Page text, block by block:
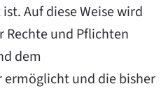
Auf diese Weise wird
Rechte und Pflichten
dem
und die bisher